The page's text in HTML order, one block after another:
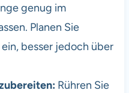
genug im
Planen Sie
besser jedoch über
Rühren Sie